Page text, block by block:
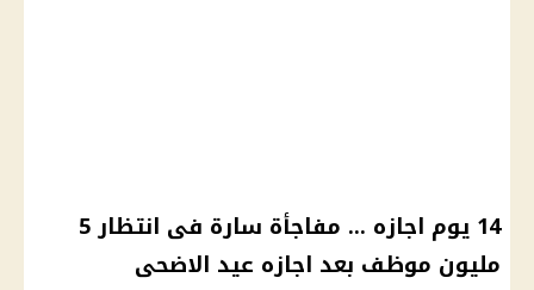
14 يوم اجازه ... مفاجأة سارة فى انتظار 5
مليون موظف بعد اجازه عيد الاضحى